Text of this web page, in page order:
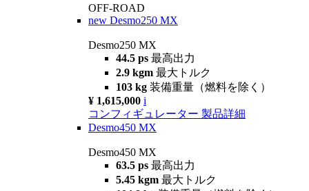
OFF-ROAD
new Desmo250 MX
Desmo250 MX
44.5 ps 最高出力
2.9 kgm 最大トルク
103 kg 装備重量（燃料を除く）
¥ 1,615,000 i
コンフィギュレーター 製品詳細
Desmo450 MX
Desmo450 MX
63.5 ps 最高出力
5.45 kgm 最大トルク